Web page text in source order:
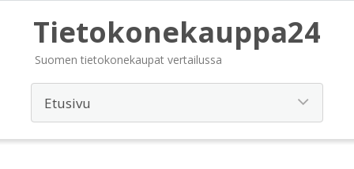
Tietokonekauppa24
Suomen tietokonekaupat vertailussa